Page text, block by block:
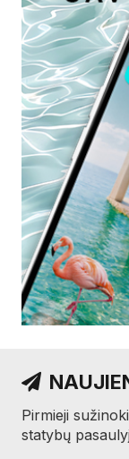
Pirmieji
statybų